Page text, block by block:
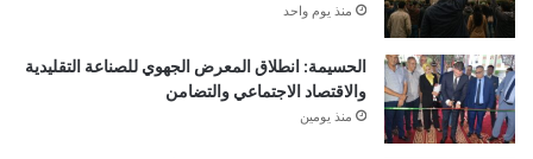
منذ يوم واحد
الحسيمة: انطلاق المعرض الجهوي للصناعة التقليدية
والاقتصاد الاجتماعي والتضامن
منذ يومين